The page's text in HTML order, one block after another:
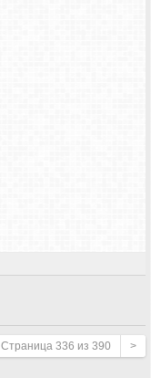
Страница 336 из 390 >